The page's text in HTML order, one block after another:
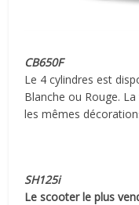
CB650F
Le 4 cylindres est
Blanche ou Rouge.
les mêmes
SH125i
Le scooter le plus